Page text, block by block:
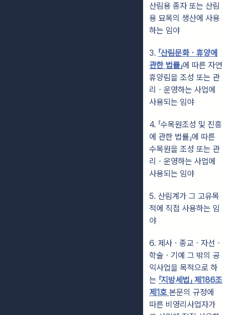
산림용 종자 또는 산림
용 묘목의 생산에 사용
하는 임야
3. 「산림문화ㆍ휴양에
관한 법률」에 따른 자연
휴양림을 조성 또는 관
리ㆍ운영하는 사업에
사용되는 임야
4. 「수목원조성 및 진흥
에 관한 법률」에 따른
수목원을 조성 또는 관
리ㆍ운영하는 사업에
사용되는 임야
5. 산림계가 그 고유목
적에 직접 사용하는 임
야
6. 제사ㆍ종교ㆍ자선ㆍ
학술ㆍ기예 그 밖의 공
익사업을 목적으로 하
는 「지방세법」 제186조
제1호 본문의 규정에
따른 비영리사업자가